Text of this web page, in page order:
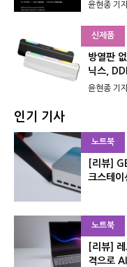
윤현종 기
신제품
방열판
닉스,
윤현종 기
인기 기사
노트북
[리뷰]
크스테이
노트북
[리뷰]
격으로